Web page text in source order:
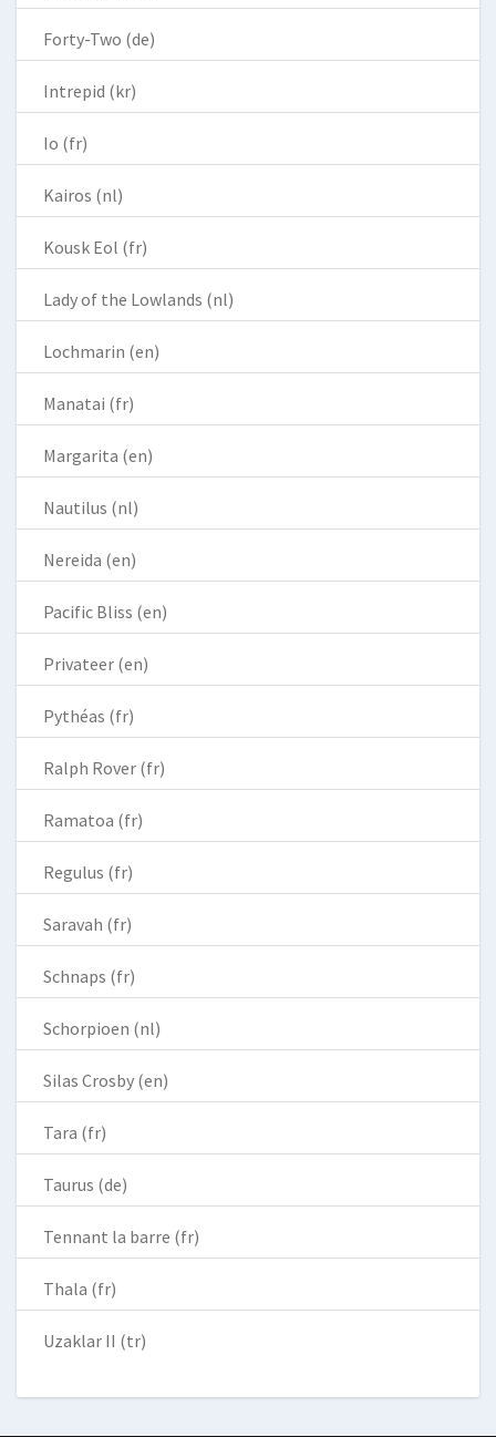
Forty-Two (de)
Intrepid (kr)
Io (fr)
Kairos (nl)
Kousk Eol (fr)
Lady of the Lowlands (nl)
Lochmarin (en)
Manatai (fr)
Margarita (en)
Nautilus (nl)
Nereida (en)
Pacific Bliss (en)
Privateer (en)
Pythéas (fr)
Ralph Rover (fr)
Ramatoa (fr)
Regulus (fr)
Saravah (fr)
Schnaps (fr)
Schorpioen (nl)
Silas Crosby (en)
Tara (fr)
Taurus (de)
Tennant la barre (fr)
Thala (fr)
Uzaklar II (tr)